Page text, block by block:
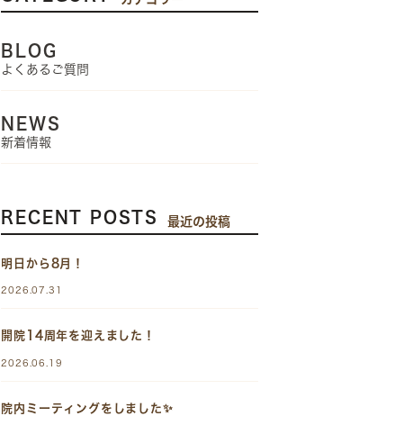
BLOG
よくあるご質問
NEWS
新着情報
RECENT POSTS 最近の投稿
明日から8月！
2026.07.31
開院14周年を迎えました！
2026.06.19
院内ミーティングをしました✨